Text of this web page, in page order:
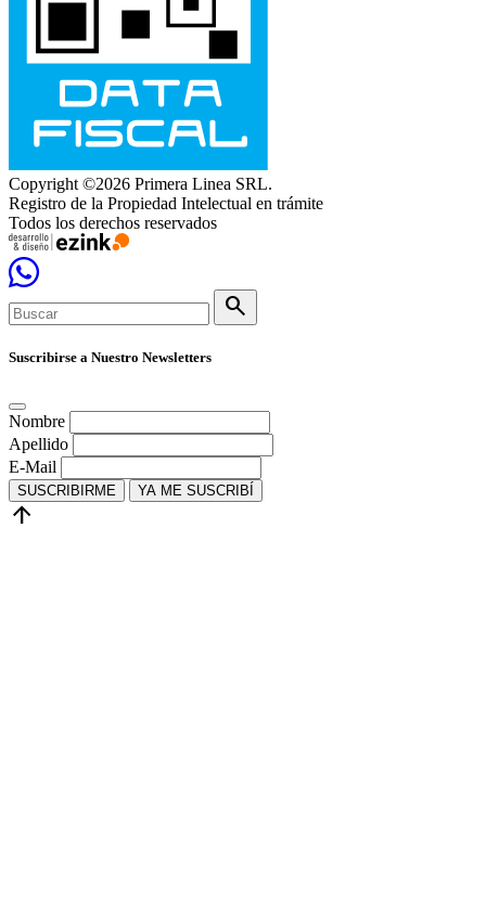
Copyright ©2026 Primera Linea SRL.
Registro de la Propiedad Intelectual en trámite
Todos los derechos reservados
search
Suscribirse a Nuestro Newsletters
Nombre
Apellido
E-Mail
SUSCRIBIRME YA ME SUSCRIBÍ
arrow_upward